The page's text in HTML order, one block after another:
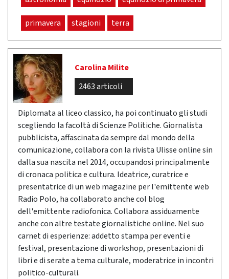
primavera stagioni terra
Carolina Milite
2463 articoli
Diplomata al liceo classico, ha poi continuato gli studi
scegliendo la facoltà di Scienze Politiche. Giornalista
pubblicista, affascinata da sempre dal mondo della
comunicazione, collabora con la rivista Ulisse online sin
dalla sua nascita nel 2014, occupandosi principalmente
di cronaca politica e cultura. Ideatrice, curatrice e
presentatrice di un web magazine per l'emittente web
Radio Polo, ha collaborato anche col blog
dell'emittente radiofonica. Collabora assiduamente
anche con altre testate giornalistiche online. Nel suo
carnet di esperienze: addetto stampa per eventi e
festival, presentazione di workshop, presentazioni di
libri e di serate a tema culturale, moderatrice in incontri
politico-culturali.